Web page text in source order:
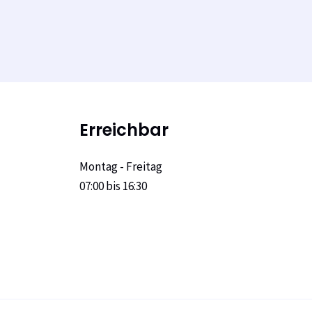
Erreichbar
Montag - Freitag
07:00 bis 16:30